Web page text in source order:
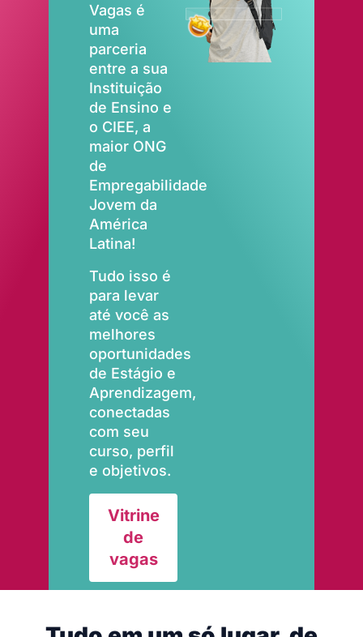
Vagas é
uma
parceria
entre a sua
Instituição
de Ensino e
o CIEE, a
maior ONG
de
Empregabilidade
Jovem da
América
Latina!
Tudo isso é
para levar
até você as
melhores
oportunidades
de Estágio e
Aprendizagem,
conectadas
com seu
curso, perfil
e objetivos.
Vitrine
de
vagas